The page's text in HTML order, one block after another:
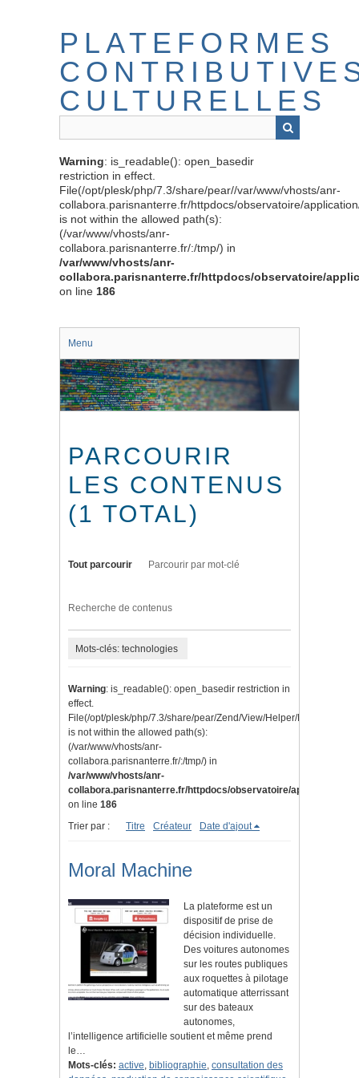
PLATEFORMES
CULTURELLES
Warning: is_readable(): open_basedir
restriction in effect.
File(/opt/plesk/php/7.3/share/pear//var/www/vhosts/anr-
collabora.parisnanterre.fr/httpdocs/observatoire/
is not within the allowed path(s):
(/var/www/vhosts/anr-
collabora.parisnanterre.fr/:/tmp/) in
/var/www/vhosts/anr-
collabora.parisnanterre.fr/httpdocs/observatoire/
on line 186
Menu
PARCOURIR
LES CONTENUS
(1 TOTAL)
Tout parcourir Parcourir par mot-clé
Recherche de contenus
Mots-clés: technologies
Warning: is_readable(): open_basedir restriction in
effect.
File(/opt/plesk/php/7.3/share/pear/Zend/View/Helper/Navigation/
is not within the allowed path(s):
(/var/www/vhosts/anr-
collabora.parisnanterre.fr/:/tmp/) in
/var/www/vhosts/anr-
collabora.parisnanterre.fr/httpdocs/observatoire/application/
on line 186
Trier par :
Titre Créateur Date d'ajout
Moral Machine
La plateforme est un
dispositif de prise de
décision individuelle.
Des voitures autonomes
sur les routes publiques
aux roquettes à pilotage
automatique atterrissant
sur des bateaux
autonomes,
l’intelligence artificielle soutient et même prend
le…
Mots-clés: active, bibliographie, consultation des